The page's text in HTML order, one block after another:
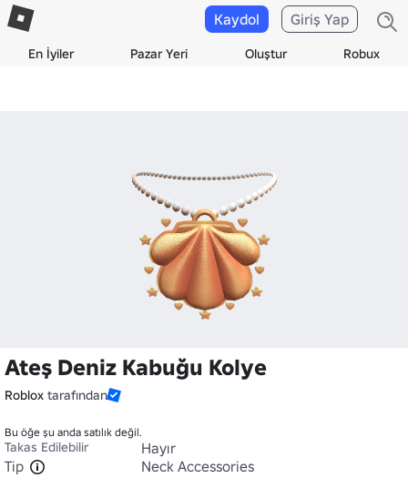
En İyiler Pazar Yeri Oluştur Robux
Kaydol Giriş Yap
Ateş Deniz Kabuğu Kolye
Roblox tarafından
Bu öğe şu anda satılık değil.
Takas Edilebilir
Hayır
Tip
Neck Accessories